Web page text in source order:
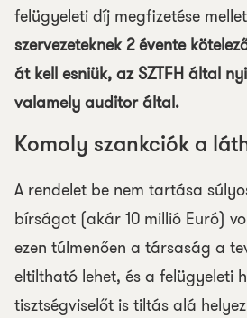
felügyeleti díj megfizetése
szervezeteknek 2 évente
át kell esniük, az SZTFH által
valamely auditor által.
Komoly szankciók a
A rendelet be nem tartása
bírságot (akár 10 millió Euró)
ezen túlmenően a társaság a
eltiltható lehet, és a felügyeleti
tisztségviselőt is tiltás alá